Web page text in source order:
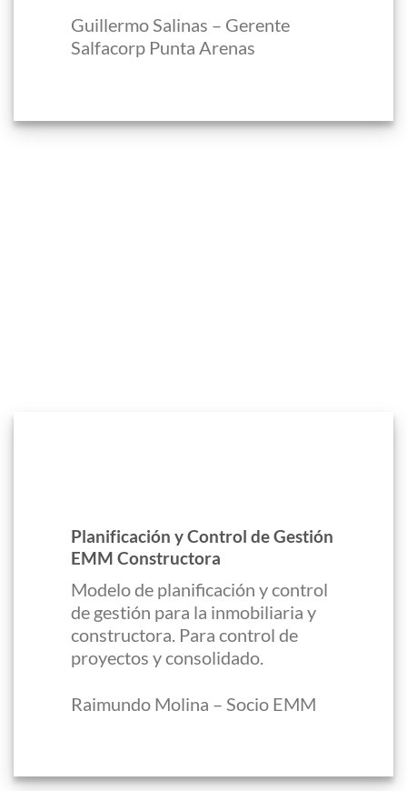
Guillermo Salinas – Gerente
Salfacorp Punta Arenas
Planificación y Control de Gestión
EMM Constructora
Modelo de planificación y control
de gestión para la inmobiliaria y
constructora. Para control de
proyectos y consolidado.
Raimundo Molina – Socio EMM